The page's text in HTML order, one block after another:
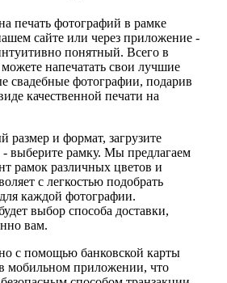
печать фотографий в рамке
сайте или через приложение -
понятный. Всего в
напечатать свои лучшие
свадебные фотографии, подарив
качественной печати на
размер и формат, загрузите
- выберите рамку. Мы предлагаем
рамок различных цветов и
с легкостью подобрать
каждой фотографии.
выбор способа доставки,
вам.
с помощью банковской карты
мобильном приложении, что